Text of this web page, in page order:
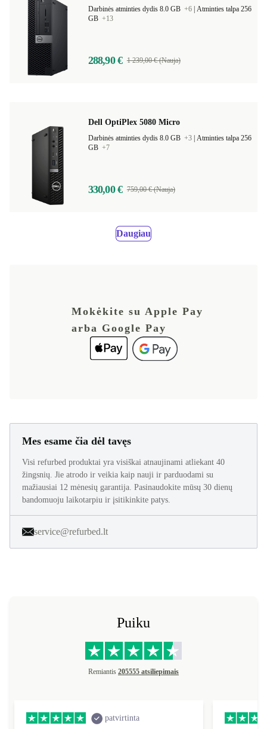
Darbinės atminties dydis 8.0 GB +6 Atminties talpa 256
GB +13
288,90 € 1 239,00 € (Nauja)
Dell OptiPlex 5080 Micro
Darbinės atminties dydis 8.0 GB +3 Atminties talpa 256
GB +7
330,00 € 759,00 € (Nauja)
Daugiau
Mokėkite su Apple Pay
arba Google Pay
Mes esame čia dėl tavęs
Visi refurbed produktai yra visiškai atnaujinami atliekant 40
žingsnių. Jie atrodo ir veikia kaip nauji ir parduodami su
mažiausiai 12 mėnesių garantija. Pasinaudokite mūsų 30 dienų
bandomuoju laikotarpiu ir įsitikinkite patys.
service@refurbed.lt
Puiku
Remiantis 205555 atsiliepimais
patvirtinta